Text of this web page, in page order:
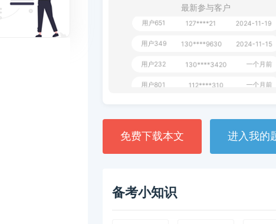
最新参与客户
**dAB 130****2737 2024-10-10
用户987 130****6344 2024-09-13
免费下载本文 进入我的
备考小知识